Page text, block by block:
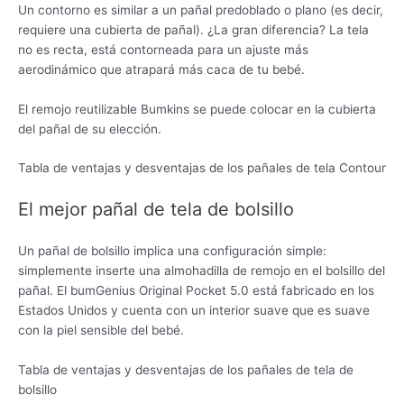
Un contorno es similar a un pañal predoblado o plano (es decir,
requiere una cubierta de pañal). ¿La gran diferencia? La tela
no es recta, está contorneada para un ajuste más
aerodinámico que atrapará más caca de tu bebé.
El remojo reutilizable Bumkins se puede colocar en la cubierta
del pañal de su elección.
Tabla de ventajas y desventajas de los pañales de tela Contour
El mejor pañal de tela de bolsillo
Un pañal de bolsillo implica una configuración simple:
simplemente inserte una almohadilla de remojo en el bolsillo del
pañal. El bumGenius Original Pocket 5.0 está fabricado en los
Estados Unidos y cuenta con un interior suave que es suave
con la piel sensible del bebé.
Tabla de ventajas y desventajas de los pañales de tela de
bolsillo